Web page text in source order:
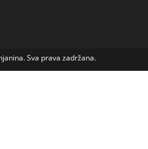
Sva prava zadržana.